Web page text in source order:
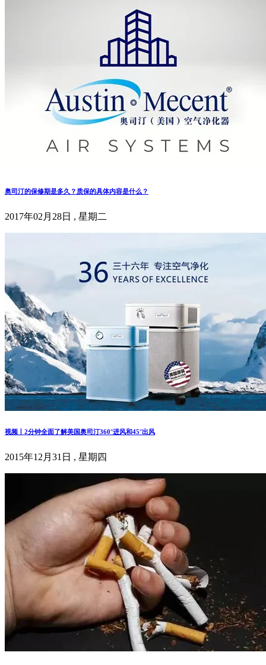
奥司汀的保修期是多久？质保的具体内容是什么？
2017年02月28日 , 星期二
视频丨2分钟全面了解美国奥司汀360°进风和45°出风
2015年12月31日 , 星期四